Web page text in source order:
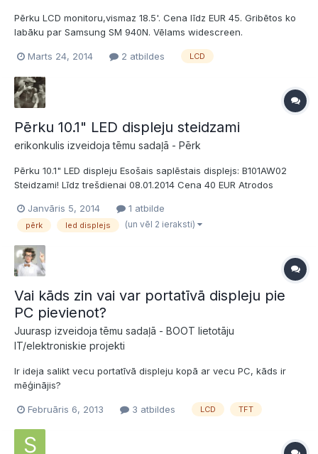
Pērku LCD monitoru,vismaz 18.5'. Cena līdz EUR 45. Gribētos ko
labāku par Samsung SM 940N. Vēlams widescreen.
autobusu Atrodos Pļaviņās. Prasības-lai ir teicams vizuālais un
tehniskais stāvoklis. Vēlams jābūt vadiem un kastei(ja kastes
nav-...
Marts 24, 2014 2 atbildes LCD
Pērku 10.1" LED displeju steidzami
erikonkulis izveidoja tēmu sadaļā - Pērk
Pērku 10.1" LED displeju Esošais saplēstais displejs: B101AW02
Steidzami! Līdz trešdienai 08.01.2014 Cena 40 EUR Atrodos
Janvāris 5, 2014
1 atbilde
pērk led displejs (un vēl 2 ieraksti)
Vai kāds zin vai var portatīvā displeju pie
PC pievienot?
Juurasp izveidoja tēmu sadaļā - BOOT lietotāju
IT/elektroniskie projekti
Ir ideja salikt vecu portatīvā displeju kopā ar vecu PC, kāds ir
mēģinājis?
Februāris 6, 2013 3 atbildes LCD TFT